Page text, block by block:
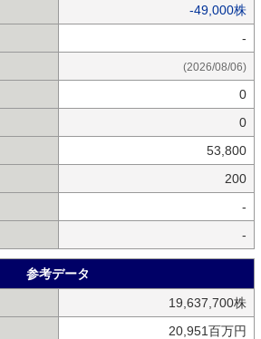
-49,000株
-
(2026/08/06)
0
0
53,800
200
-
-
参考データ
19,637,700株
20,951百万円